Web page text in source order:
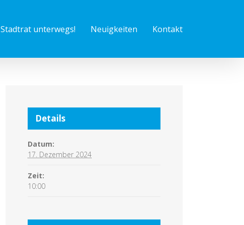
Stadtrat unterwegs! Neuigkeiten Kontakt
Details
Datum:
17. Dezember 2024
Zeit:
10:00